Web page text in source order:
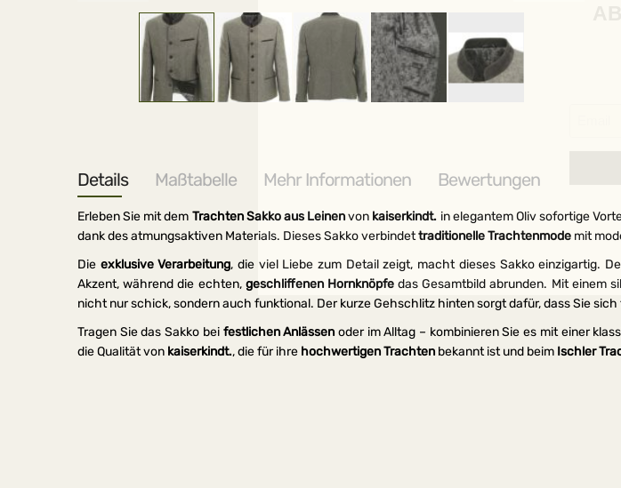
Details
Erleben Sie mit dem Trachten Sakko aus Leinenvon kaiserkindt. in elegantem Oliv sofortige
dank des atmungsaktiven Materials. Dieses Sakko verbindettraditionelle Trachtenmode mit
Die exklusive Verarbeitung, die viel Liebe zum Detail zeigt, macht dieses Sakko einzigartig.
Akzent, während die echten, geschliffenen Hornknöpfedas Gesamtbild abrunden. Mit einem
nicht nur schick, sondern auch funktional. Der kurze Gehschlitz hinten sorgt dafür, dass Sie
Tragen Sie das Sakko bei festlichen Anlässen oder im Alltag – kombinieren Sie es mit einer
die Qualität von kaiserkindt., die für ihre hochwertigen Trachten bekannt ist und beim Ischler
Maßtabelle Mehr Informationen Bewertungen